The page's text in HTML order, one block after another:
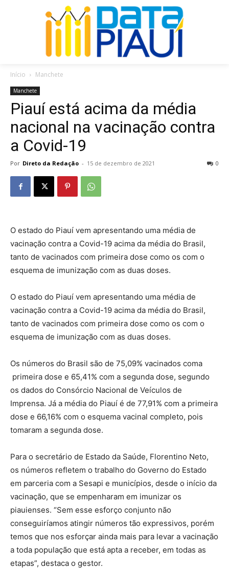
Início Manchete
Manchete
Piauí está acima da média
nacional na vacinação contra
a Covid-19
Por Direto da Redação - 15 de dezembro de 2021 0
O estado do Piauí vem apresentando uma média de
vacinação contra a Covid-19 acima da média do Brasil,
tanto de vacinados com primeira dose como os com o
esquema de imunização com as duas doses.
O estado do Piauí vem apresentando uma média de
vacinação contra a Covid-19 acima da média do Brasil,
tanto de vacinados com primeira dose como os com o
esquema de imunização com as duas doses.
Os números do Brasil são de 75,09% vacinados coma
primeira dose e 65,41% com a segunda dose, segundo
os dados do Consórcio Nacional de Veículos de
Imprensa. Já a média do Piauí é de 77,91% com a primeira
dose e 66,16% com o esquema vacinal completo, pois
tomaram a segunda dose.
Para o secretário de Estado da Saúde, Florentino Neto,
os números refletem o trabalho do Governo do Estado
em parceria com a Sesapi e municípios, desde o início da
vacinação, que se empenharam em imunizar os
piauienses. “Sem esse esforço conjunto não
conseguiríamos atingir números tão expressivos, porém
temos que nos esforçar ainda mais para levar a vacinação
a toda população que está apta a receber, em todas as
etapas”, destaca o gestor.